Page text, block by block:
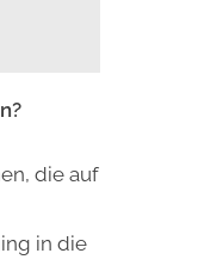
die auf
in die